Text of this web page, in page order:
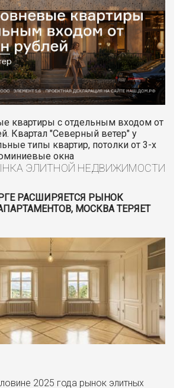
квартиры с отдельным входом от
Квартал "Северный ветер" у
типы квартир, потолки от 3-х
окна
ЭЛИТНОЙ НЕДВИЖИМОСТИ
РАСШИРЯЕТСЯ РЫНОК
МОСКВА ТЕРЯЕТ
2025 года рынок элитных